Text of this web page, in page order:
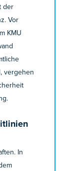
der
Vor
KMU
vergehen
In